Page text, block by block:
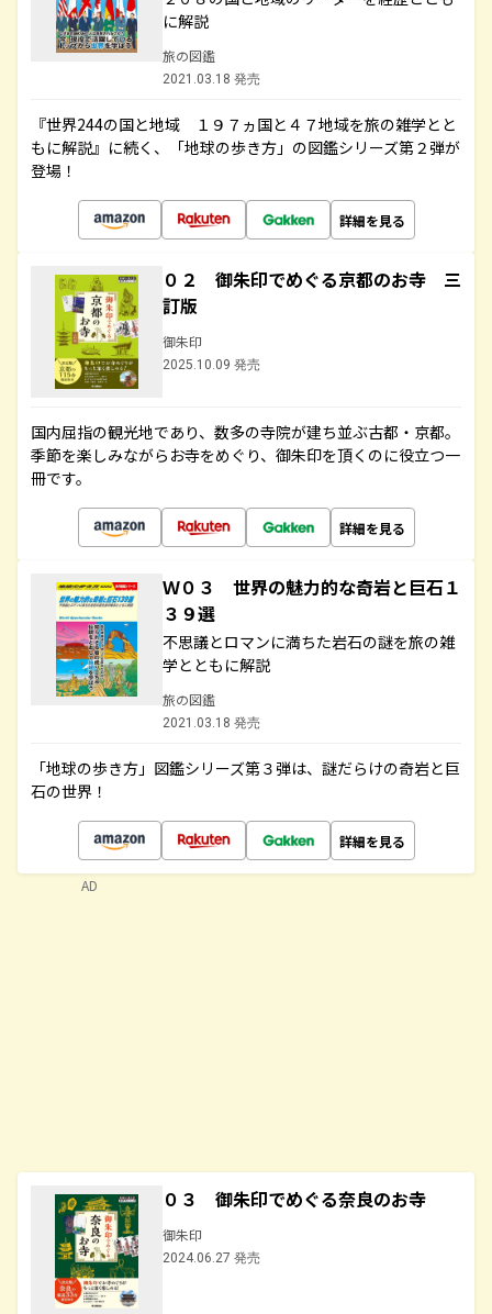
に解説
旅の図鑑
2021.03.18 発売
『世界244の国と地域 １９７ヵ国と４７地域を旅の雑学とと
もに解説』に続く、「地球の歩き方」の図鑑シリーズ第２弾が
登場！
詳細を見る
０２ 御朱印でめぐる京都のお寺 三
訂版
御朱印
2025.10.09 発売
国内屈指の観光地であり、数多の寺院が建ち並ぶ古都・京都。
季節を楽しみながらお寺をめぐり、御朱印を頂くのに役立つ一
冊です。
詳細を見る
Ｗ０３ 世界の魅力的な奇岩と巨石１
３９選
不思議とロマンに満ちた岩石の謎を旅の雑
学とともに解説
旅の図鑑
2021.03.18 発売
「地球の歩き方」図鑑シリーズ第３弾は、謎だらけの奇岩と巨
石の世界！
詳細を見る
０３ 御朱印でめぐる奈良のお寺
御朱印
2024.06.27 発売
AD